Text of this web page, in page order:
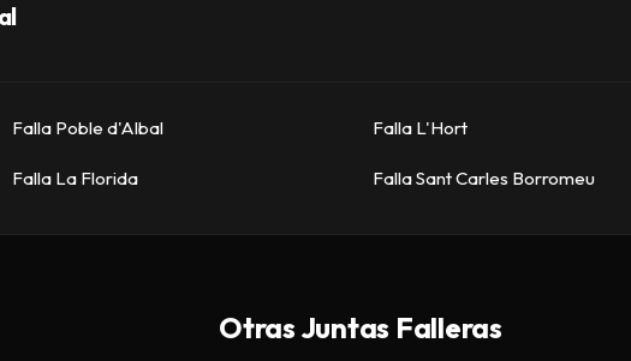
Falla Poble d'Albal Falla L'Hort
Falla La Florida Falla Sant Carles Borromeu
Otras Juntas Falleras